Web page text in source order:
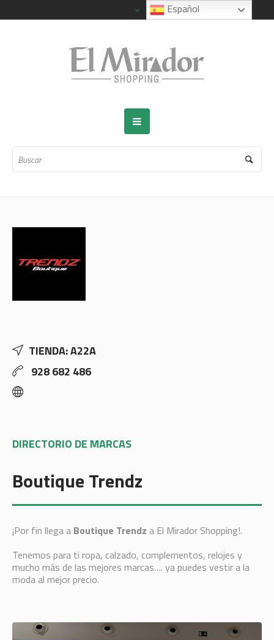
TIENDA: A22A
928 682 486
DIRECTORIO DE MARCAS
Boutique Trendz
¡Por fin llega a Boutique Trendz a El Mirador Shopping!.
Tenemos para ti ropa, calzado, complementos, relojes y
mucho más de las mejores marcas…. ya puedes vestir a la
moda al mejor precio.
Español